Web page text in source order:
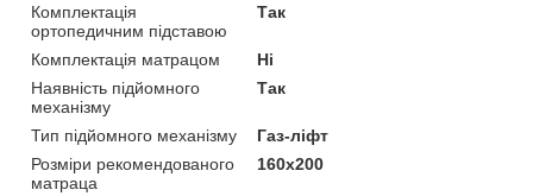
Комплектація
ортопедичним підставою
Так
Комплектація матрацом
Ні
Наявність підйомного
механізму
Так
Тип підйомного механізму
Газ-ліфт
Розміри рекомендованого
матраца
160х200